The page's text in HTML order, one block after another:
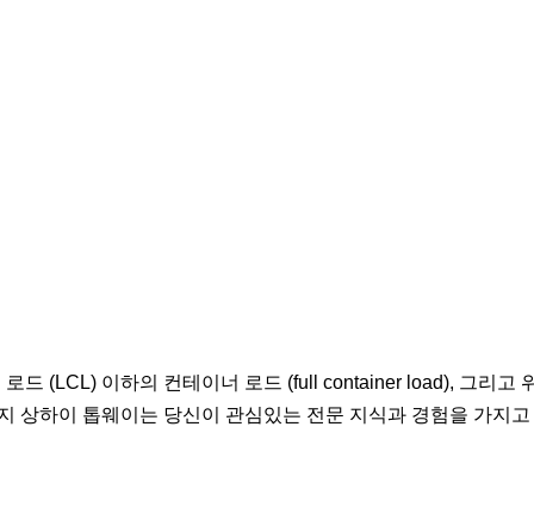
드 (LCL) 이하의 컨테이너 로드 (full container load), 그리고
상하이 톱웨이는 당신이 관심있는 전문 지식과 경험을 가지